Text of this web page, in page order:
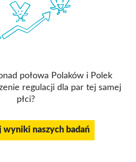
połowa Polaków i Polek
regulacji dla par tej samej
płci?
wyniki naszych badań